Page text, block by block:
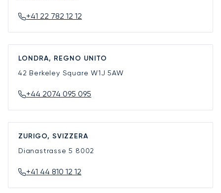
+41 22 782 12 12
LONDRA, REGNO UNITO
42 Berkeley SquareW1J 5AW
+44 2074 095 095
ZURIGO, SVIZZERA
Dianastrasse 5 8002
+41 44 810 12 12